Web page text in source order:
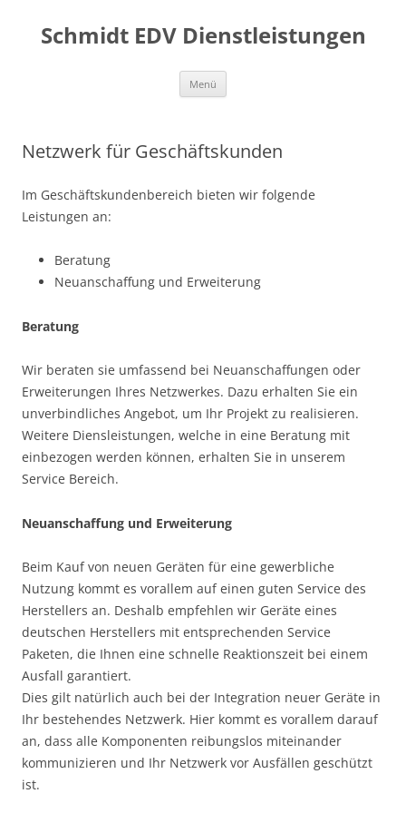
springen
Schmidt EDV Dienstleistungen
Menü
Netzwerk für Geschäftskunden
Im Geschäftskundenbereich bieten wir folgende
Leistungen an:
Beratung
Neuanschaffung und Erweiterung
Beratung
Wir beraten sie umfassend bei Neuanschaffungen oder
Erweiterungen Ihres Netzwerkes. Dazu erhalten Sie ein
unverbindliches Angebot, um Ihr Projekt zu realisieren.
Weitere Diensleistungen, welche in eine Beratung mit
einbezogen werden können, erhalten Sie in unserem
Service Bereich.
Neuanschaffung und Erweiterung
Beim Kauf von neuen Geräten für eine gewerbliche
Nutzung kommt es vorallem auf einen guten Service des
Herstellers an. Deshalb empfehlen wir Geräte eines
deutschen Herstellers mit entsprechenden Service
Paketen, die Ihnen eine schnelle Reaktionszeit bei einem
Ausfall garantiert.
Dies gilt natürlich auch bei der Integration neuer Geräte in
Ihr bestehendes Netzwerk. Hier kommt es vorallem darauf
an, dass alle Komponenten reibungslos miteinander
kommunizieren und Ihr Netzwerk vor Ausfällen geschützt
ist.